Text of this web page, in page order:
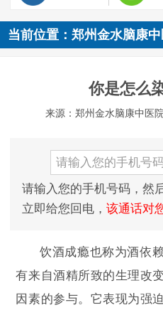
当前位置：郑州金水脑康
你是怎么
来源：郑州金水脑康中医
请输入您的手机号码，然
立即给您回电， 该通话对
饮酒成瘾也称为酒依
有来自酒精所致的生理改
因素的参与。它表现为强